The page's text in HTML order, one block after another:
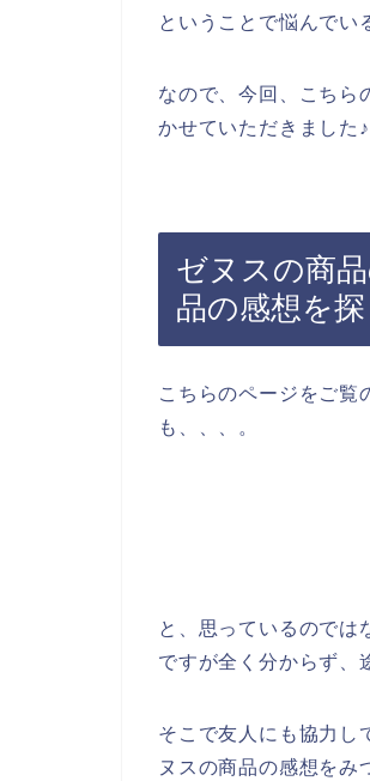
ということで悩んでい
なので、今回、こちら
かせていただきました♪
ゼヌスの商
品の感想を
こちらのページをご覧
も、、、。
と、思っているのでは
ですが全く分からず、
そこで友人にも協力し
ヌスの商品の感想をみ